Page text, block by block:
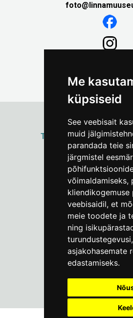
Me
küpsiseid
See veebisait
muid
parandada teie
järgmistel
võimaldamiseks,
kliendikogemuse
veebisaidil, et
meie toodete ja
ning
turundustegevusi,
asjakohasemate
edastamiseks.
ТАЛЛИННСКИЙ
Vene 17
Пн–Пт 9–17:(+372)